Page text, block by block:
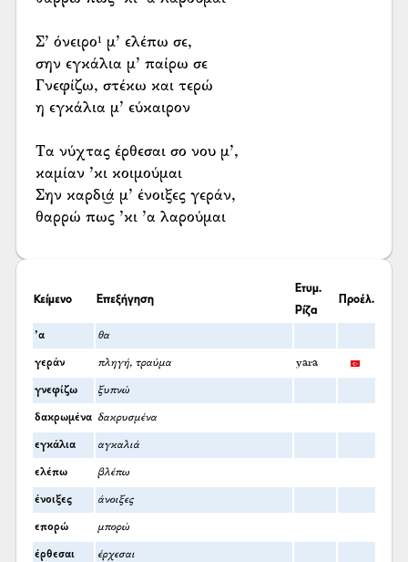
Σ’ όνειρο¹ μ’ ελέπω σε,
σην εγκάλια μ’ παίρω σε
Γνεφίζω, στέκω και τερώ
η εγκάλια μ’ εύκαιρον
Τα νύχτας έρθεσαι σο νου μ’,
καμίαν ’κι κοιμούμαι
Σην καρδι͜ά μ’ ένοιξες γεράν,
θαρρώ πως ’κι ’α λαρούμαι
Κείμενο Επεξήγηση
Ετυμ.
Ρίζα
Προέλ.
’α θα
γεράν πληγή, τραύμα yara
γνεφίζω ξυπνώ
δακρωμένα δακρυσμένα
εγκάλια αγκαλιά
ελέπω βλέπω
ένοιξες άνοιξες
επορώ μπορώ
έρθεσαι έρχεσαι